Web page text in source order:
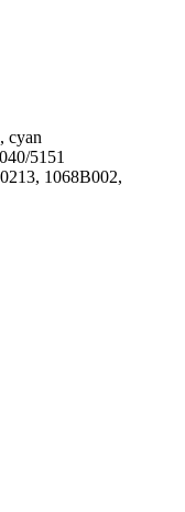
cyan
5151
1068B002,